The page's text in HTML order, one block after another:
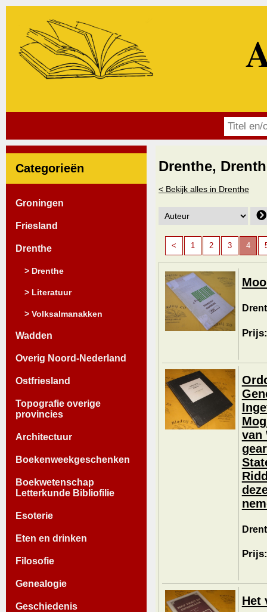
Categorieën
Groningen
Friesland
Drenthe
> Drenthe
> Literatuur
> Volksalmanakken
Wadden
Overig Noord-Nederland
Ostfriesland
Topografie overige
provincies
Architectuur
Boekenweekgeschenken
Boekwetenschap
Letterkunde Bibliofilie
Esoterie
Eten en drinken
Filosofie
Genealogie
Geschiedenis
Drenthe,
< Bekijk alles in Drenthe
< 1 2 3 4
van
Het